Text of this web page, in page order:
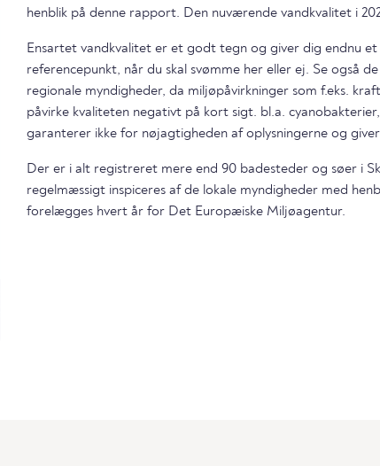
henblik på denne rapport. Den nuværende vandkvalitet i
Ensartet vandkvalitet er et godt tegn og giver dig endnu
referencepunkt, når du skal svømme her eller ej. Se også
regionale myndigheder, da miljøpåvirkninger som f.eks.
påvirke kvaliteten negativt på kort sigt. bl.a.
garanterer ikke for nøjagtigheden af oplysningerne og
Der er i alt registreret mere end 90 badesteder og søer i
regelmæssigt inspiceres af de lokale myndigheder med
forelægges hvert år for Det Europæiske Miljøagentur.